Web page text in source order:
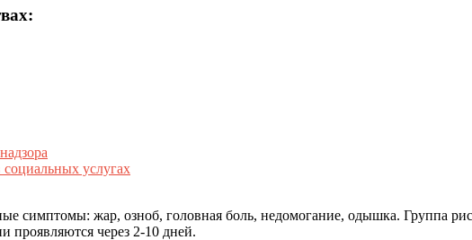
социальных услугах
симптомы: жар, озноб, головная боль, недомогание, одышка. Группа
проявляются через 2-10 дней.